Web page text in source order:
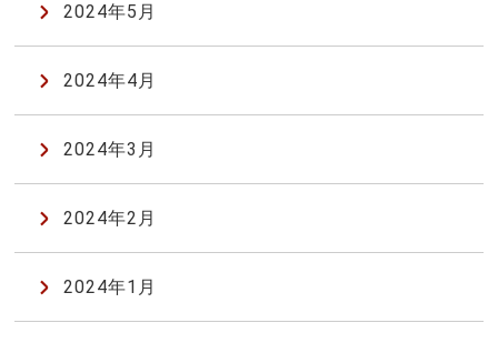
2024年5月
2024年4月
2024年3月
2024年2月
2024年1月